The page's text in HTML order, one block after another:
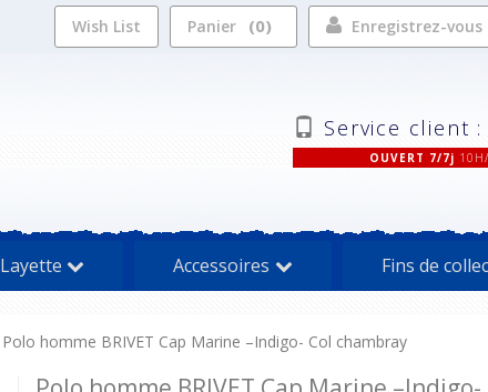
Enregistrez-vous
Panier 0
Wish List
Service client :
OUVERT 7/7j
Layette Accessoires Fins de
Polo homme BRIVET Cap Marine –Indigo- Col chambray